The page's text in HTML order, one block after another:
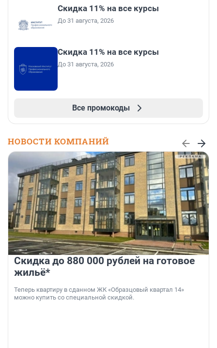
Скидка 11% на все курсы
До 31 августа, 2026
Скидка 11% на все курсы
До 31 августа, 2026
Все промокоды
НОВОСТИ КОМПАНИЙ
Скидка до 880 000 рублей на готовое
жильё*
Теперь квартиру в сданном ЖК «Образцовый квартал 14»
можно купить со специальной скидкой.